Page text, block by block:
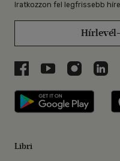
Iratkozzon fel legfrissebb
Libri a Facebookon
Libri aLibri az
Libri
Libri